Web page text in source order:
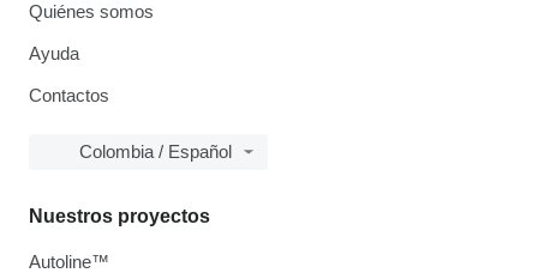
Quiénes somos
Ayuda
Contactos
Colombia / Español
Nuestros proyectos
Autoline™